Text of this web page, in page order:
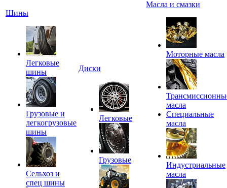
Шины
Легковые
шины
Грузовые и
легкогрузовые
шины
Сельхоз и
спец шины
Диски
Легковые
Грузовые
Масла и смазки
Моторные масла
масла
Специальные
масла
Индустриальные
масла